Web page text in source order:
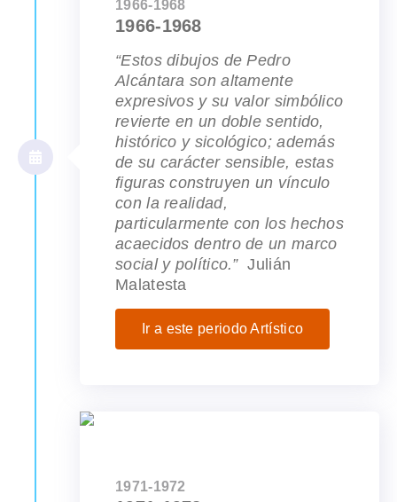
1966-1968
1966-1968
“Estos dibujos de Pedro
Alcántara son altamente
expresivos y su valor simbólico
revierte en un doble sentido,
histórico y sicológico; además
de su carácter sensible, estas
figuras construyen un vínculo
con la realidad,
particularmente con los hechos
acaecidos dentro de un marco
social y político.” Julián
Malatesta
Ir a este periodo Artístico
1971-1972